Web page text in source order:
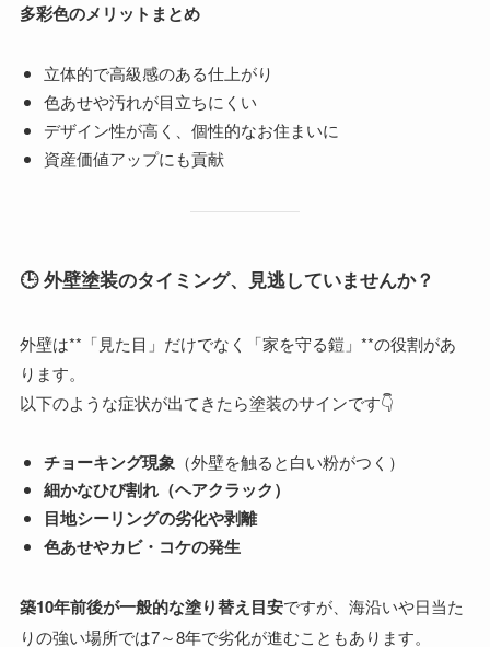
多彩色のメリットまとめ
立体的で高級感のある仕上がり
色あせや汚れが目立ちにくい
デザイン性が高く、個性的なお住まいに
資産価値アップにも貢献
🕒 外壁塗装のタイミング、見逃していませんか？
外壁は**「見た目」だけでなく「家を守る鎧」**の役割があ
ります。
以下のような症状が出てきたら塗装のサインです👇
チョーキング現象 （外壁を触ると白い粉がつく）
細かなひび割れ（ヘアクラック）
目地シーリングの劣化や剥離
色あせやカビ・コケの発生
築10年前後が一般的な塗り替え目安ですが、海沿いや日当た
りの強い場所では7～8年で劣化が進むこともあります。